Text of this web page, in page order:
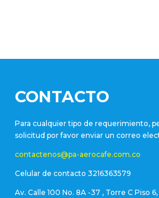
CONTACTO
Para cualquier tipo de requerimiento,
solicitud por favor enviar un correo
contactenos@pa-aerocafe.com.co
Celular de contacto 3216363579
Av. Calle 100 No. 8A -37 , Torre C Piso